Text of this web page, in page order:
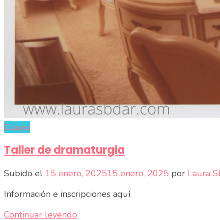
Clases
Taller de dramaturgia
Subido el 15 enero, 202515 enero, 2025 por Laura
Información e inscripciones aquí
Continuar leyendo